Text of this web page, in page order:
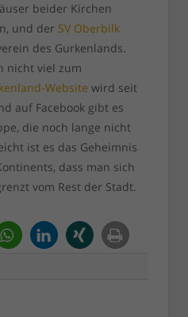
beider Kirchen
und der SV Oberbilk
des Gurkenlands.
nicht viel zum
Website wird seit
auf Facebook gibt es
die noch lange nicht
ist es das Geheimnis
dass man sich
vom Rest der Stadt.